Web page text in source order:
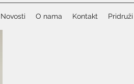
Novosti O nama Kontakt